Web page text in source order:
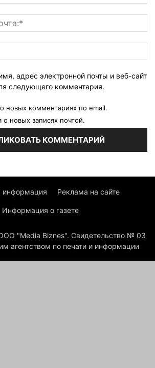
адрес электронной почты и веб-сайт
следующего комментария.
новых комментариях по email.
новых записях почтой.
информация Реклама на сайте
Информация о газете
"Media Biznes". Свидетельство № 03
агентством по печати и информации